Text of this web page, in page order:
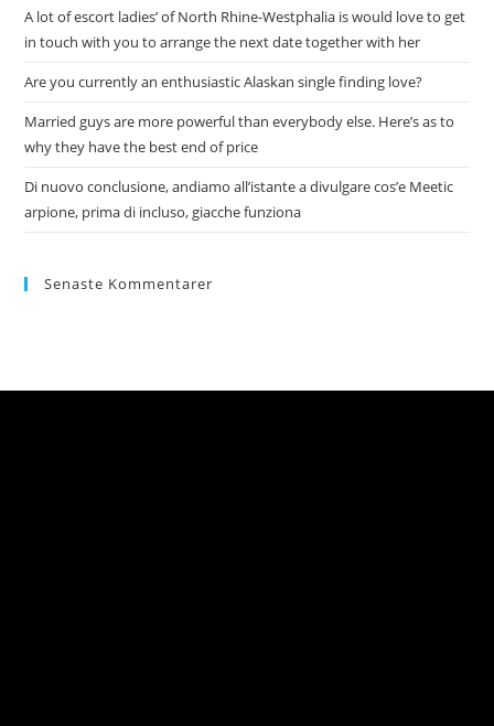
A lot of escort ladies’ of North Rhine-Westphalia is would love to get
in touch with you to arrange the next date together with her
Are you currently an enthusiastic Alaskan single finding love?
Married guys are more powerful than everybody else. Here’s as to
why they have the best end of price
Di nuovo conclusione, andiamo all’istante a divulgare cos’e Meetic
arpione, prima di incluso, giacche funziona
Senaste Kommentarer